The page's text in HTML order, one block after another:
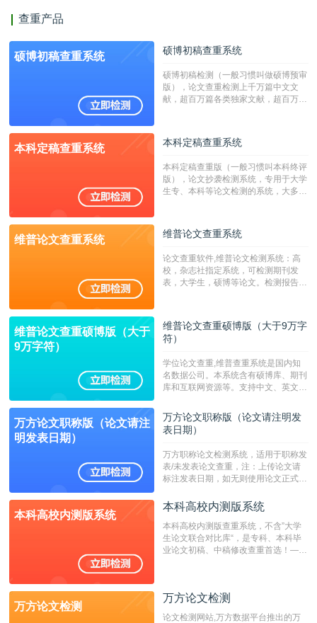
查重产品
硕博初稿查重系统 硕博初稿查重系统
硕博初稿检测（一般习惯叫做硕博预审
版），论文查重检测上千万篇中文文
献，超百万篇各类独家文献，超百万港
校用来检测硕博论文的系统，检测范围
广，数据来源真实，检测算法合理!本
字符数30万）
本科定稿查重系统 本科定稿查重系统
本科定稿查重版（一般习惯叫本科终评
版），论文抄袭检测系统，专用于大学
生专、本科等论文检测的系统，大多数
维普论文查重系统 维普论文查重系统
论文查重软件,维普论文检测系统：高
校，杂志社指定系统，可检测期刊发
表，大学生，硕博等论文。检测报告支
维普论文查重硕博版（大于
9万字符）
维普论文查重硕博版（大于9万字
符）
学位论文查重,维普查重系统是国内知
名数据公司。本系统含有硕博库、期刊
库和互联网资源等。支持中文、英文、
定院校！！！
万方论文职称版（论文请注
明发表日期）
万方论文职称版（论文请注明发
表日期）
万方职称论文检测系统，适用于职称发
表/未发表论文查重，注：上传论文请
标注发表日期，如无则使用论文正式发
成时间作为发表日期。
本科高校内测版系统
本科高校内测版系统
本科高校内测版查重系统，不含”大学
生论文联合对比库“，是专科、本科毕
业论文初稿、中稿修改查重首选！——
万方论文检测
万方论文检测
论文检测网站,万方数据平台推出的万